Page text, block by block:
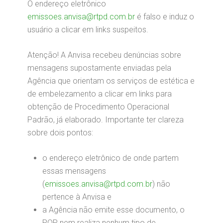
O endereço eletrônico
emissoes.anvisa@rtpd.com.br é falso e induz o
usuário a clicar em links suspeitos.
Atenção! A Anvisa recebeu denúncias sobre
mensagens supostamente enviadas pela
Agência que orientam os serviços de estética e
de embelezamento a clicar em links para
obtenção de Procedimento Operacional
Padrão, já elaborado. Importante ter clareza
sobre dois pontos:
o endereço eletrônico de onde partem
essas mensagens
(emissoes.anvisa@rtpd.com.br) não
pertence à Anvisa e
a Agência não emite esse documento, o